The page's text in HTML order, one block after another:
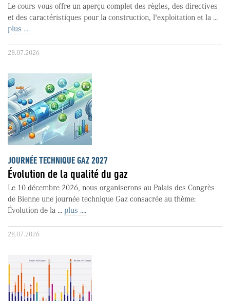
Le cours vous offre un aperçu complet des règles, des directives
et des caractéristiques pour la construction, l'exploitation et la ...
plus ....
28.07.2026
JOURNÉE TECHNIQUE GAZ 2027
Évolution de la qualité du gaz
Le 10 décembre 2026, nous organiserons au Palais des Congrès
de Bienne une journée technique Gaz consacrée au thème:
Évolution de la ... plus ....
28.07.2026